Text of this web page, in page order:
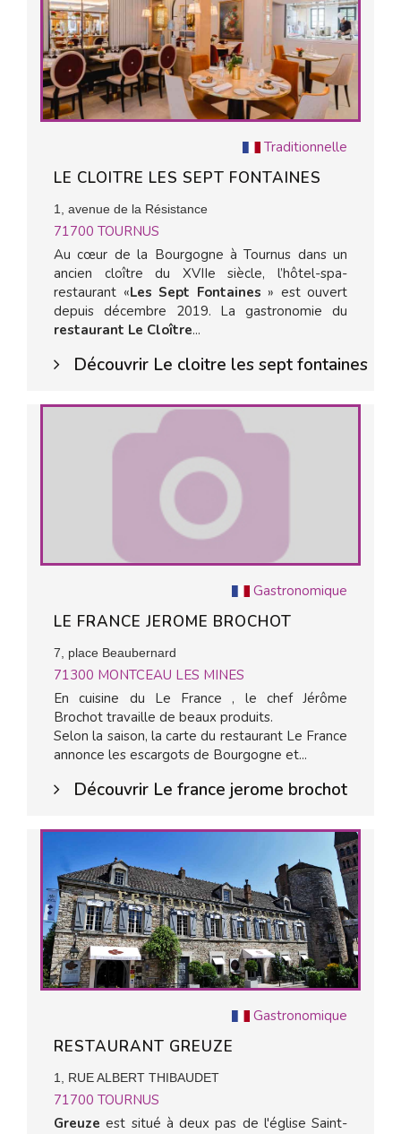
Traditionnelle
LE CLOITRE LES SEPT FONTAINES
1, avenue de la Résistance
71700 TOURNUS
Au cœur de la Bourgogne à Tournus dans un
ancien cloître du XVIIe siècle, l’hôtel-spa-
restaurant «Les Sept Fontaines » est ouvert
depuis décembre 2019. La gastronomie du
restaurant Le Cloître...
Découvrir Le cloitre les sept fontaines
Gastronomique
LE FRANCE JEROME BROCHOT
7, place Beaubernard
71300 MONTCEAU LES MINES
En cuisine du Le France , le chef Jérôme
Brochot travaille de beaux produits.
Selon la saison, la carte du restaurant Le France
annonce les escargots de Bourgogne et...
Découvrir Le france jerome brochot
Gastronomique
RESTAURANT GREUZE
1, RUE ALBERT THIBAUDET
71700 TOURNUS
Greuzeest situé à deux pas de l'église Saint-